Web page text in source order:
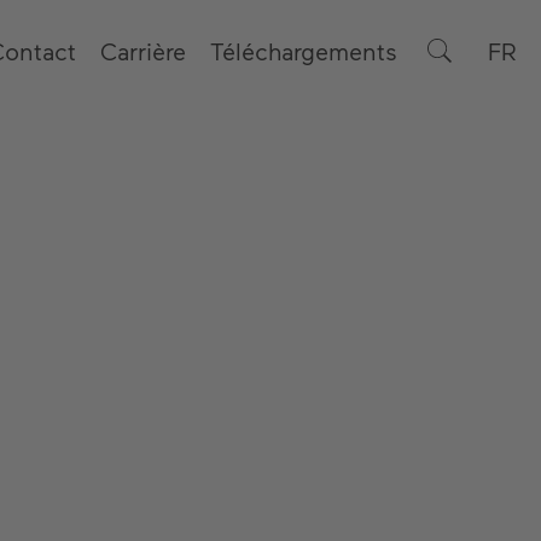
Carrière Téléchargements FR